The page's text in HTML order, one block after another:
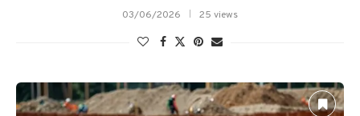
03/06/2026 25 views